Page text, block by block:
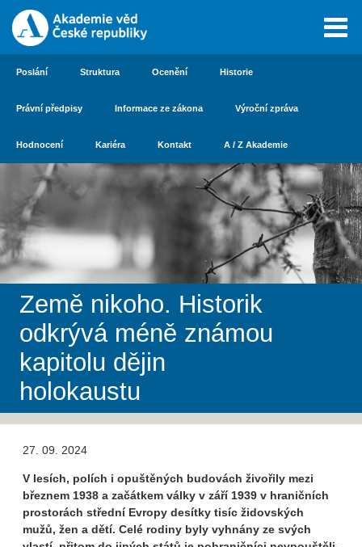
Poslání Struktura Ocenění Historie
Právní předpisy Informace ze zákona Výroční zpráva
Hodnocení Kariéra Kontakt A / Z Akademie
Země nikoho. Historik
odkrývá méně známou
kapitolu dějin
holokaustu
27. 09. 2024
V lesích, polích i opuštěných budovách živořily mezi
březnem 1938 a začátkem války v září 1939 v hraničních
prostorách střední Evropy desítky tisíc židovských
mužů, žen a dětí. Celé rodiny byly vyhnány ze svých